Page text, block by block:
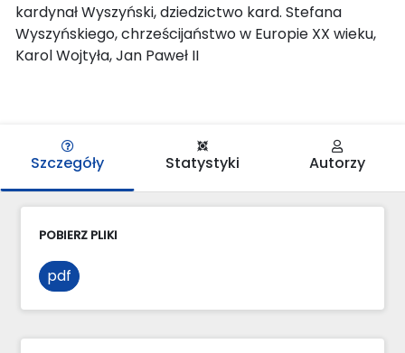
kardynał Wyszyński, dziedzictwo kard. Stefana
Wyszyńskiego, chrześcijaństwo w Europie XX wieku,
Karol Wojtyła, Jan Paweł II
Szczegóły Statystyki Autorzy
POBIERZ PLIKI
pdf